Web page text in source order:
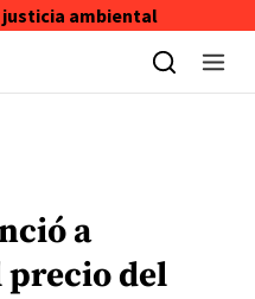
justicia ambiental
a
precio del